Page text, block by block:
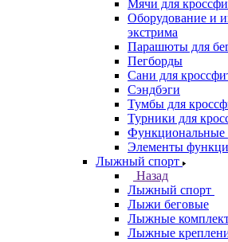
Мячи для
Оборудование и
экстрима
Парашюты для
Пегборды
Сани для
Сэндбэги
Тумбы для
Турники для
Функциональные
Элементы
Лыжный спорт
Назад
Лыжный спорт
Лыжи беговые
Лыжные
Лыжные